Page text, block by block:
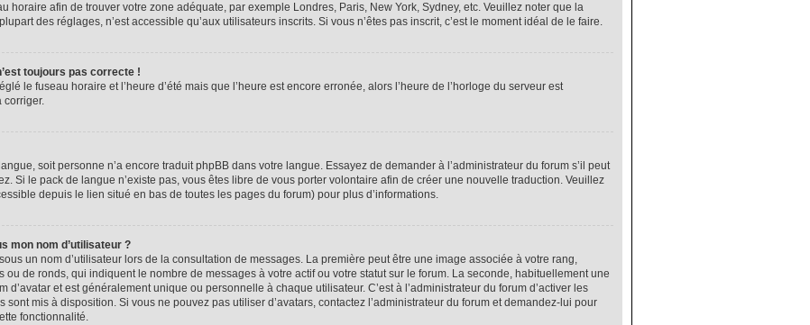
horaire afin de trouver votre zone adéquate, par exemple Londres, Paris, New York, Sydney, etc. Veuillez noter que la
des réglages, n’est accessible qu’aux utilisateurs inscrits. Si vous n’êtes pas inscrit, c’est le moment idéal de le faire.
toujours pas correcte !
le fuseau horaire et l’heure d’été mais que l’heure est encore erronée, alors l’heure de l’horloge du serveur est
corriger.
soit personne n’a encore traduit phpBB dans votre langue. Essayez de demander à l’administrateur du forum s’il peut
Si le pack de langue n’existe pas, vous êtes libre de vous porter volontaire afin de créer une nouvelle traduction. Veuillez
depuis le lien situé en bas de toutes les pages du forum) pour plus d’informations.
mon nom d’utilisateur ?
un nom d’utilisateur lors de la consultation de messages. La première peut être une image associée à votre rang,
ou de ronds, qui indiquent le nombre de messages à votre actif ou votre statut sur le forum. La seconde, habituellement une
d’avatar et est généralement unique ou personnelle à chaque utilisateur. C’est à l’administrateur du forum d’activer les
mis à disposition. Si vous ne pouvez pas utiliser d’avatars, contactez l’administrateur du forum et demandez-lui pour
fonctionnalité.